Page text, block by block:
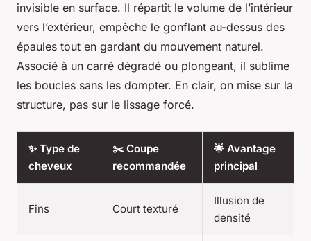
invisible en surface. Il répartit le volume de l’intérieur
vers l’extérieur, empêche le gonflant au-dessus des
épaules tout en gardant du mouvement naturel.
Associé à un carré dégradé ou plongeant, il sublime
les boucles sans les dompter. En clair, on mise sur la
structure, pas sur le lissage forcé.
✨ Type de
cheveux
✂️ Coupe
recommandée
🌟 Avantage
principal
Fins Court texturé
Illusion de
densité